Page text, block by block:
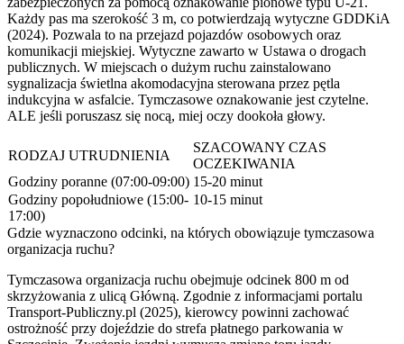
Każdy pas ma szerokość 3 m, co potwierdzają wytyczne GDDKiA
(2024). Pozwala to na przejazd pojazdów osobowych oraz
komunikacji miejskiej. Wytyczne zawarto w Ustawa o drogach
publicznych. W miejscach o dużym ruchu zainstalowano
sygnalizacja świetlna akomodacyjna sterowana przez pętla
indukcyjna w asfalcie. Tymczasowe oznakowanie jest czytelne.
ALE jeśli poruszasz się nocą, miej oczy dookoła głowy.
RODZAJ UTRUDNIENIA
SZACOWANY CZAS
OCZEKIWANIA
Godziny poranne (07:00-09:00) 15-20 minut
Godziny popołudniowe (15:00-
17:00)
10-15 minut
Gdzie wyznaczono odcinki, na których obowiązuje tymczasowa
organizacja ruchu?
Tymczasowa organizacja ruchu obejmuje odcinek 800 m od
skrzyżowania z ulicą Główną. Zgodnie z informacjami portalu
Transport-Publiczny.pl (2025), kierowcy powinni zachować
ostrożność przy dojeździe do strefa płatnego parkowania w